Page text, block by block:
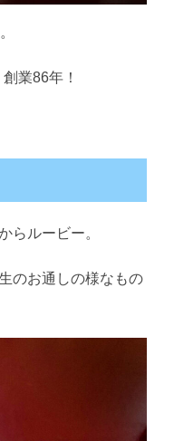
業86年！
らルービー。
のお通しの様なもの